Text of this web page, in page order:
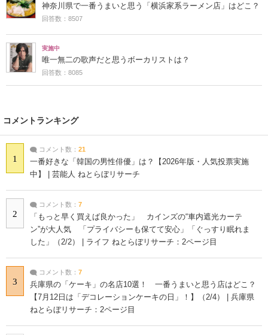
神奈川県で一番うまいと思う「横浜家系ラーメン店」はどこ？
回答数：8507
実施中
唯一無二の歌声だと思うボーカリストは？
回答数：8085
コメントランキング
1
コメント数： 21
一番好きな「韓国の男性俳優」は？【2026年版・人気投票実施
中】 | 芸能人 ねとらぼリサーチ
2
コメント数： 7
「もっと早く買えば良かった」 カインズの“車内遮光カーテ
ン”が大人気 「プライバシーも保てて安心」「ぐっすり眠れま
した」（2/2） | ライフ ねとらぼリサーチ：2ページ目
3
コメント数： 7
兵庫県の「ケーキ」の名店10選！ 一番うまいと思う店はどこ？
【7月12日は「デコレーションケーキの日」！】（2/4） | 兵庫県
ねとらぼリサーチ：2ページ目